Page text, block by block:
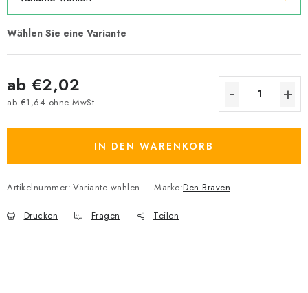
ab €2,02
ab €1,64 ohne MwSt.
IN DEN WARENKORB
Artikelnummer: Variante wählen Marke:Den Braven
Drucken Fragen Teilen